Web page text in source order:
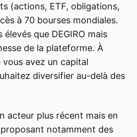
(actions, ETF, obligations,
à 70 bourses mondiales.
que DEGIRO mais
de la plateforme. À
avez un capital
diversifier au-delà des
acteur plus récent mais en
notamment des